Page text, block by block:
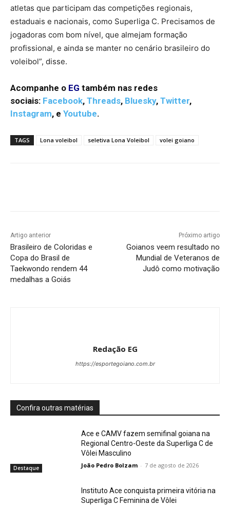
atletas que participam das competições regionais,
estaduais e nacionais, como Superliga C. Precisamos de
jogadoras com bom nível, que almejam formação
profissional, e ainda se manter no cenário brasileiro do
voleibol”, disse.
Acompanhe o EG também nas redes
sociais: Facebook, Threads, Bluesky, Twitter,
Instagram, e Youtube.
TAGS Lona voleibol seletiva Lona Voleibol volei goiano
Artigo anterior
Brasileiro de Coloridas e
Copa do Brasil de
Taekwondo rendem 44
medalhas a Goiás
Próximo artigo
Goianos veem resultado no
Mundial de Veteranos de
Judô como motivação
Redação EG
https://esportegoiano.com.br
Confira outras matérias
Destaque
Ace e CAMV fazem semifinal goiana na
Regional Centro-Oeste da Superliga C de
Vôlei Masculino
João Pedro Bolzam - 7 de agosto de 2026
Instituto Ace conquista primeira vitória na
Superliga C Feminina de Vôlei